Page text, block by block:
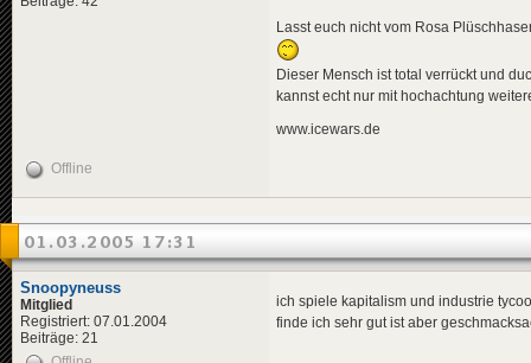
Lasst euch nicht vom Rosa
Dieser Mensch ist total verrückt und
kannst echt nur mit hochachtung
www.icewars.de
Offline
01.03.2005 17:31
Snoopyneuss
Mitglied
Registriert: 07.01.2004
Beiträge: 21
ich spiele kapitalism und industrie
finde ich sehr gut ist aber